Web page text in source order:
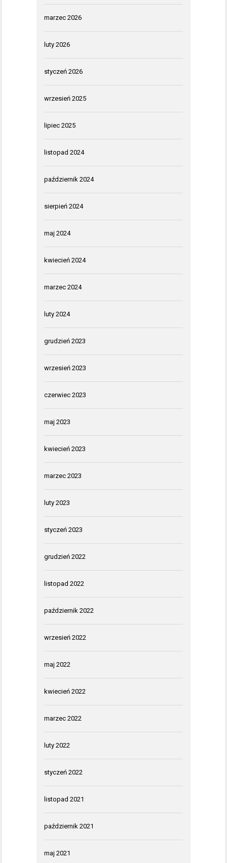
marzec 2026
luty 2026
styczeń 2026
wrzesień 2025
lipiec 2025
listopad 2024
październik 2024
sierpień 2024
maj 2024
kwiecień 2024
marzec 2024
luty 2024
grudzień 2023
wrzesień 2023
czerwiec 2023
maj 2023
kwiecień 2023
marzec 2023
luty 2023
styczeń 2023
grudzień 2022
listopad 2022
październik 2022
wrzesień 2022
maj 2022
kwiecień 2022
marzec 2022
luty 2022
styczeń 2022
listopad 2021
październik 2021
maj 2021